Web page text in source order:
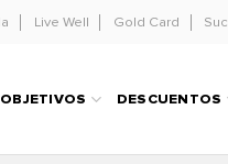
Live Well Gold Card
OBJETIVOS DESCUENTOS